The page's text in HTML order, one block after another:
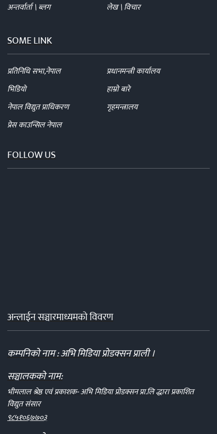
अन्तर्वार्ता \ ब्लग लेख \ विचार
SOME LINK
प्रतिनिधि सभा,नेपाल
प्रधानमन्त्री कार्यालय
भिडियो
हाम्रो बारे
नेपाल विद्युत प्राधिकरण
गृहमन्त्रालय
प्रेस काउन्सिल नेपाल
FOLLOW US
अन्लाईन सञ्चारमाध्यमको विवरण
कम्पनिको नाम : अभि मिडिया प्रोडक्सन प्राली ।
सञ्चालकको नाम:
भीमलाल श्रेष्ठ एवं प्रकाशक- अभि मिडिया प्रोडक्सन प्रा.लि द्धारा प्रकाशित
विद्युत संसार
९८५१०६७७०३